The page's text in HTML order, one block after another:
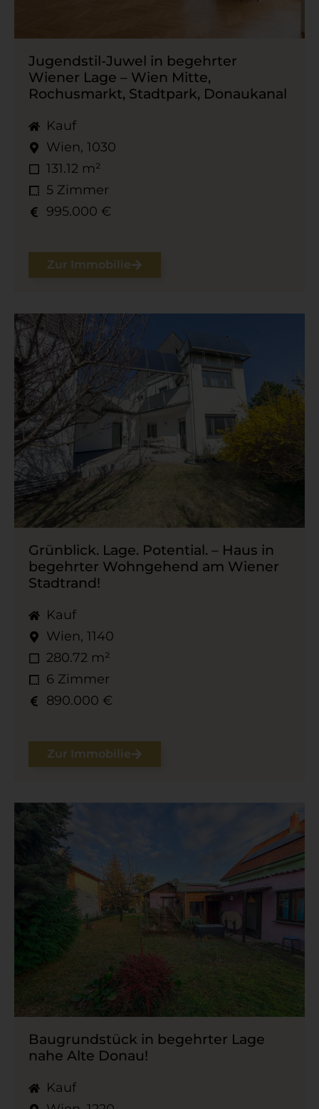
Jugendstil-​Juwel in begehrter
Wiener Lage – Wien Mitte,
Rochusmarkt, Stadtpark, Donaukanal
Kauf
Wien, 1030
131.12 m²
5 Zimmer
995.000 €
Zur Immobilie
Grünblick. Lage. Potential. – Haus in
begehrter Wohngehend am Wiener
Stadtrand!
Kauf
Wien, 1140
280.72 m²
6 Zimmer
890.000 €
Zur Immobilie
Baugrundstück in begehrter Lage
nahe Alte Donau!
Kauf